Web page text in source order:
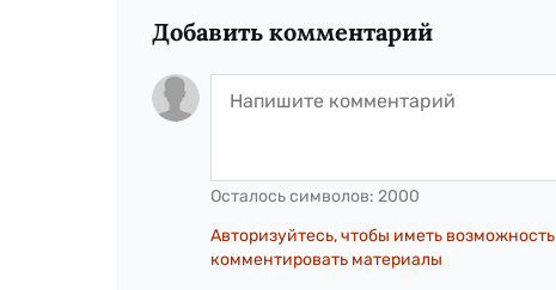
Добавить комментарий
Осталось символов: 2000
Авторизуйтесь, чтобы иметь возможность
комментировать материалы